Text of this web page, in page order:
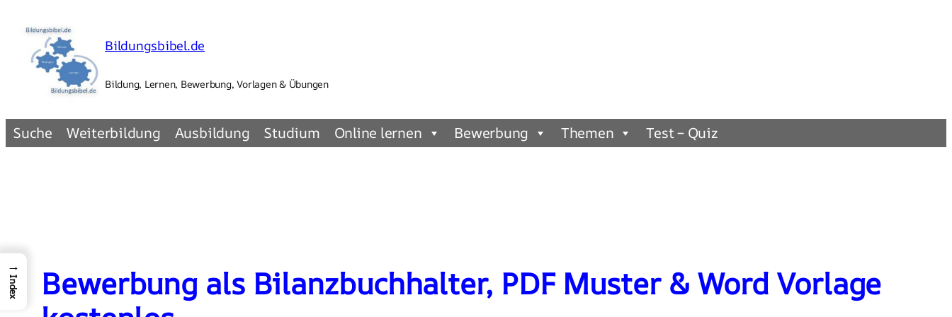
Inhalt
springen
Bildungsbibel.de
Bildung, Lernen, Bewerbung, Vorlagen & Übungen
Suche Weiterbildung Ausbildung Studium Online lernen Bewerbung Themen Test – Quiz
Bewerbung als Bilanzbuchhalter, PDF Muster & Word Vorlage
→
Index